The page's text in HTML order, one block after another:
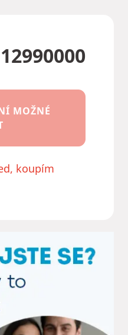
12990000
MOŽNÉ
koupím